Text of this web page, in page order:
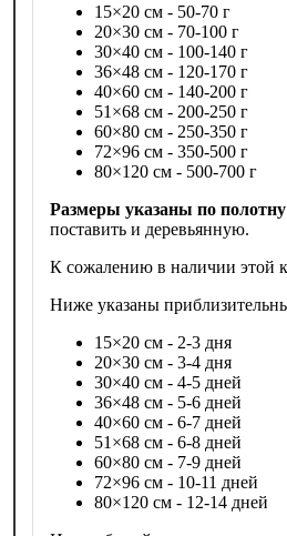
15×20 см - 50-70 г
20×30 см - 70-100 г
30×40 см - 100-140 г
36×48 см - 120-170 г
40×60 см - 140-200 г
51×68 см - 200-250 г
60×80 см - 250-350 г
72×96 см - 350-500 г
80×120 см - 500-700 г
Размеры указаны по полотну
поставить и деревьянную.
К сожалению в наличии этой
Ниже указаны
15×20 см - 2-3 дня
20×30 см - 3-4 дня
30×40 см - 4-5 дней
36×48 см - 5-6 дней
40×60 см - 6-7 дней
51×68 см - 6-8 дней
60×80 см - 7-9 дней
72×96 см - 10-11 дней
80×120 см - 12-14 дней